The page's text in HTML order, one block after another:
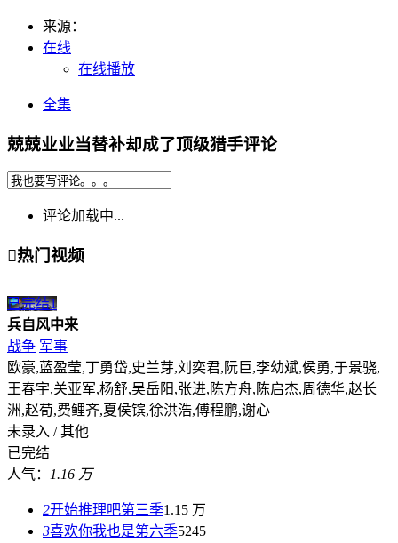
来源：
在线
在线播放
全集
兢兢业业当替补却成了顶级猎手评论
评论加载中...
热门视频
已完结1
兵自风中来
战争 军事
欧豪,蓝盈莹,丁勇岱,史兰芽,刘奕君,阮巨,李幼斌,侯勇,于景骁,
王春宇,关亚军,杨舒,吴岳阳,张进,陈方舟,陈启杰,周德华,赵长
洲,赵荀,费鲤齐,夏侯镔,徐洪浩,傅程鹏,谢心
未录入 / 其他
已完结
人气：
1.16 万
2开始推理吧第三季1.15 万
3喜欢你我也是第六季5245